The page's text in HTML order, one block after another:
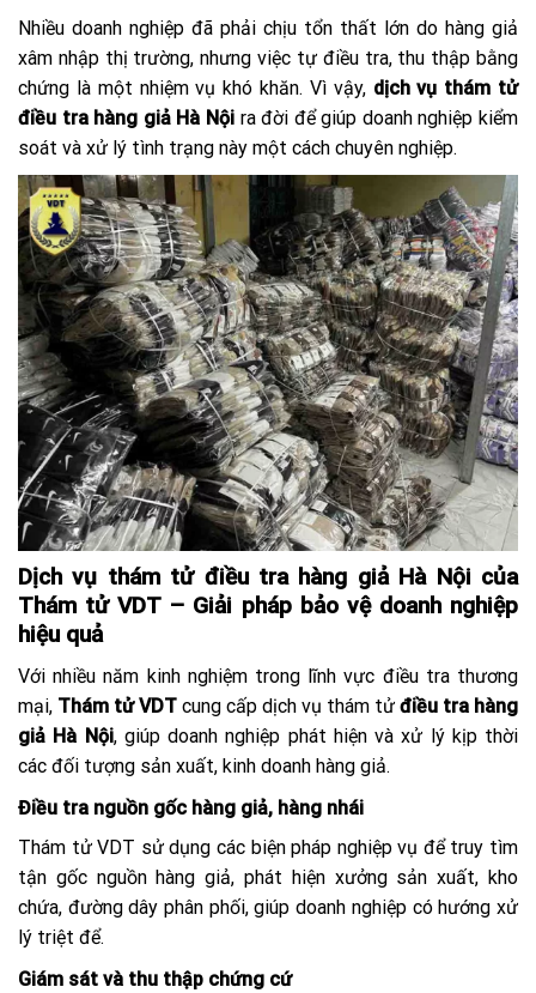
Nhiều doanh nghiệp đã phải chịu tổn thất lớn do hàng giả
xâm nhập thị trường, nhưng việc tự điều tra, thu thập bằng
chứng là một nhiệm vụ khó khăn. Vì vậy, dịch vụ thám tử
điều tra hàng giả Hà Nộira đời để giúp doanh nghiệp kiểm
soát và xử lý tình trạng này một cách chuyên nghiệp.
Dịch vụ thám tử điều tra hàng giả Hà Nội của
Thám tử VDT – Giải pháp bảo vệ doanh nghiệp
hiệu quả
Với nhiều năm kinh nghiệm trong lĩnh vực điều tra thương
mại, Thám tử VDT cung cấp dịch vụ thám tử điều tra hàng
giả Hà Nội, giúp doanh nghiệp phát hiện và xử lý kịp thời
các đối tượng sản xuất, kinh doanh hàng giả.
Điều tra nguồn gốc hàng giả, hàng nhái
Thám tử VDT sử dụng các biện pháp nghiệp vụ để truy tìm
tận gốc nguồn hàng giả, phát hiện xưởng sản xuất, kho
chứa, đường dây phân phối, giúp doanh nghiệp có hướng xử
lý triệt để.
Giám sát và thu thập chứng cứ